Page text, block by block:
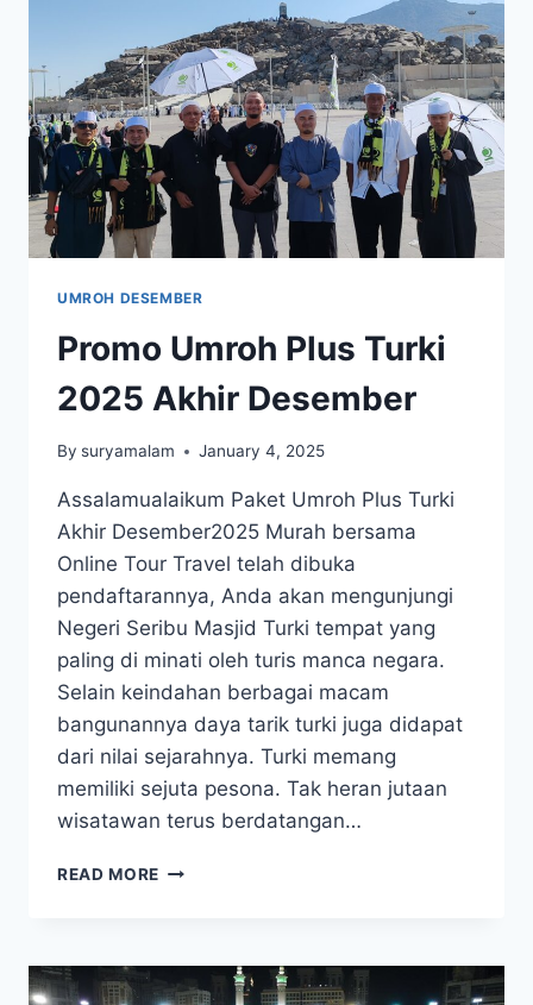
UMROH DESEMBER
Promo Umroh Plus Turki
2025 Akhir Desember
By suryamalam January 4, 2025
Assalamualaikum Paket Umroh Plus Turki
Akhir Desember2025 Murah bersama
Online Tour Travel telah dibuka
pendaftarannya, Anda akan mengunjungi
Negeri Seribu Masjid Turki tempat yang
paling di minati oleh turis manca negara.
Selain keindahan berbagai macam
bangunannya daya tarik turki juga didapat
dari nilai sejarahnya. Turki memang
memiliki sejuta pesona. Tak heran jutaan
wisatawan terus berdatangan…
READ MORE PROMO
2025
AKHIR